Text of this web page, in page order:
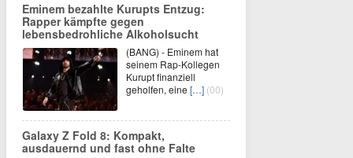
Eminem bezahlte Kurupts Entzug:
Rapper kämpfte gegen
lebensbedrohliche Alkoholsucht
(BANG) - Eminem hat
seinem Rap-Kollegen
Kurupt finanziell
geholfen, eine […] (00)
Galaxy Z Fold 8: Kompakt,
ausdauernd und fast ohne Falte